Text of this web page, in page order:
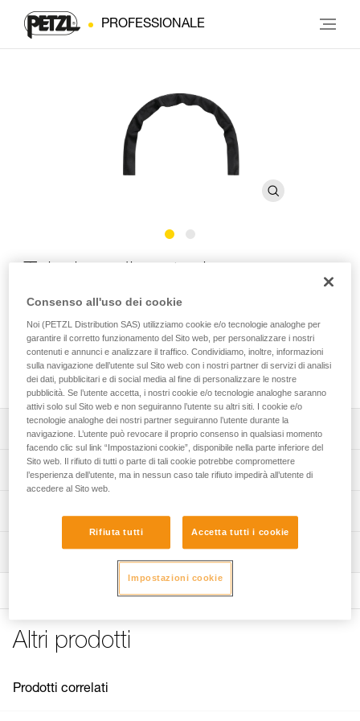
PROFESSIONALE
GRILLON
Tubolare di protezione per cordini GRILLON
Tubolare di protezione per i cordini GRILLON.
Descrizione
Compatibile con tutti i cordini GRILLON.
Specifiche tecniche
Codice : L52000
Garanzia : 3
Ispezione
Altri prodotti
Prodotti correlati
Consenso all'uso dei cookie
Noi (PETZL Distribution SAS) utilizziamo cookie e/o tecnologie analoghe per
garantire il corretto funzionamento del Sito web, per personalizzare i nostri
contenuti e annunci e analizzare il traffico. Condividiamo, inoltre, informazioni
sulla navigazione dell’utente sul Sito web con i nostri partner di servizi di analisi
dei dati, pubblicitari e di social media al fine di personalizzare le nostre
pubblicità. Se l’utente accetta, i nostri cookie e/o tecnologie analoghe saranno
attivi solo sul Sito web e non seguiranno l’utente su altri siti. I cookie e/o
tecnologie analoghe dei nostri partner seguiranno l’utente durante la
navigazione. L’utente può revocare il proprio consenso in qualsiasi momento
facendo clic sul link “Impostazioni cookie”, disponibile nella parte inferiore del
Sito web. Il rifiuto di tutti o parte di tali cookie potrebbe compromettere
l’esperienza dell’utente, ma in nessun caso tale rifiuto impedirà all’utente di
accedere al Sito web.
Rifiuta tutti Accetta tutti i cookie
Impostazioni cookie